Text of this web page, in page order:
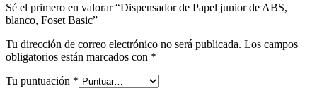
Sé el primero en valorar “Dispensador de Papel junior de ABS,
blanco, Foset Basic”
Tu dirección de correo electrónico no será publicada. Los campos
obligatorios están marcados con *
Tu puntuación *